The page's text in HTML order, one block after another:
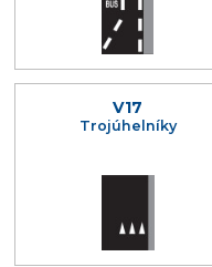
V17
Trojúhelníky